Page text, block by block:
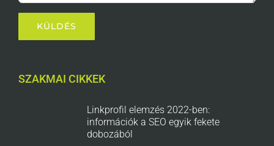
SZAKMAI CIKKEK
Linkprofil elemzés 2022-ben:
információk a SEO egyik fekete
dobozából